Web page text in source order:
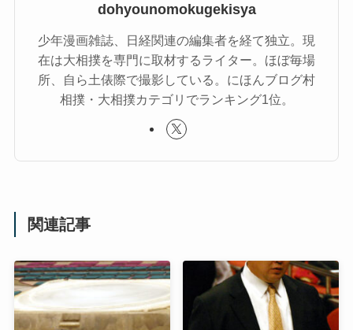
dohyounomokugekisya
少年漫画雑誌、日経関連の編集者を経て独立。現
在は大相撲を専門に取材するライター。ほぼ毎場
所、自ら土俵際で撮影している。にほんブログ村
相撲・大相撲カテゴリでランキング1位。
関連記事